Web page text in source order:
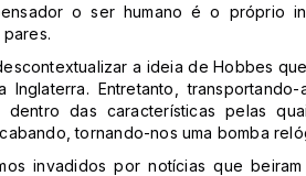
o ser humano é o próprio
a ideia de Hobbes
Inglaterra. Entretanto,
das características pelas
tornando-nos uma bomba
invadidos por notícias que beiram